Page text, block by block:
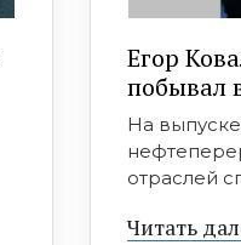
Егор
побывал
На
отраслей
Читать